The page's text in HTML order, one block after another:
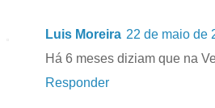
Luis Moreira 22 de maio de
Há 6 meses diziam que na
Responder